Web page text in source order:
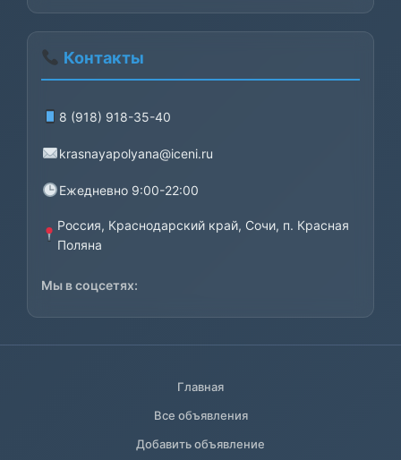
Контакты
8 (918) 918-35-40
krasnayapolyana@iceni.ru
Ежедневно 9:00-22:00
Россия, Краснодарский край, Сочи, п. Красная
Поляна
Мы в соцсетях:
Главная
Все объявления
Добавить объявление